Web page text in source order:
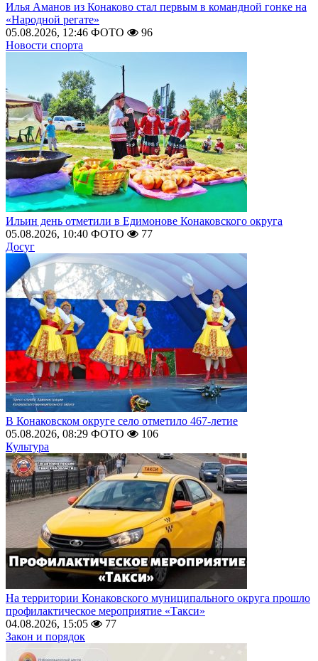
Илья Аманов из Конаково стал первым в командной гонке на
«Народной регате»
05.08.2026, 12:46 ФОТО
96
Новости спорта
Ильин день отметили в Едимонове Конаковского округа
05.08.2026, 10:40 ФОТО
77
Досуг
В Конаковском округе село отметило 467-летие
05.08.2026, 08:29 ФОТО
106
Культура
На территории Конаковского муниципального округа прошло
профилактическое мероприятие «Такси»
04.08.2026, 15:05
77
Закон и порядок